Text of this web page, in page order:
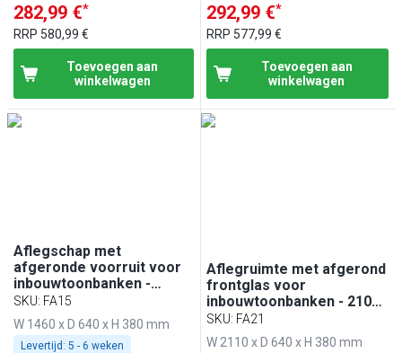
282,99 €*
RRP 580,99 €
Toevoegen aan
winkelwagen
292,99 €*
RRP 577,99 €
Toevoegen aan
winkelwagen
Aflegschap met
afgeronde voorruit voor
inbouwtoonbanken -
1500mm - voor BA156,
WA156, KA156, PA156 &
EA156
SKU: FA15
W 1460 x D 640 x H 380 mm
Levertijd: 5 - 6 weken
Aflegruimte met afgerond
frontglas voor
inbouwtoonbanken - 2100
mm - voor BA216, WA216,
KA216, PA216 & EA216
SKU: FA21
W 2110 x D 640 x H 380 mm